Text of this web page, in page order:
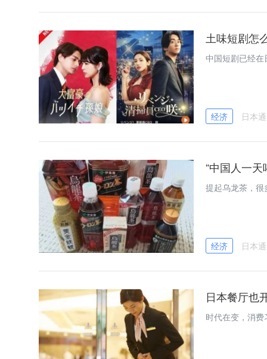
土味短剧怎
中国短剧已经
经济 日本通
“中国人一
提起乌龙茶，
经济 日本通
日本餐厅也
时代在变，消